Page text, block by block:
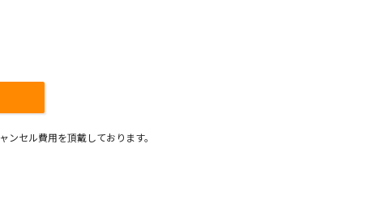
セル費用を頂戴しております。